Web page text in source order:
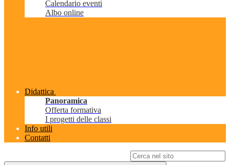
Calendario eventi
Albo online
Didattica
Panoramica
Offerta formativa
I progetti delle classi
Info utili
Contatti